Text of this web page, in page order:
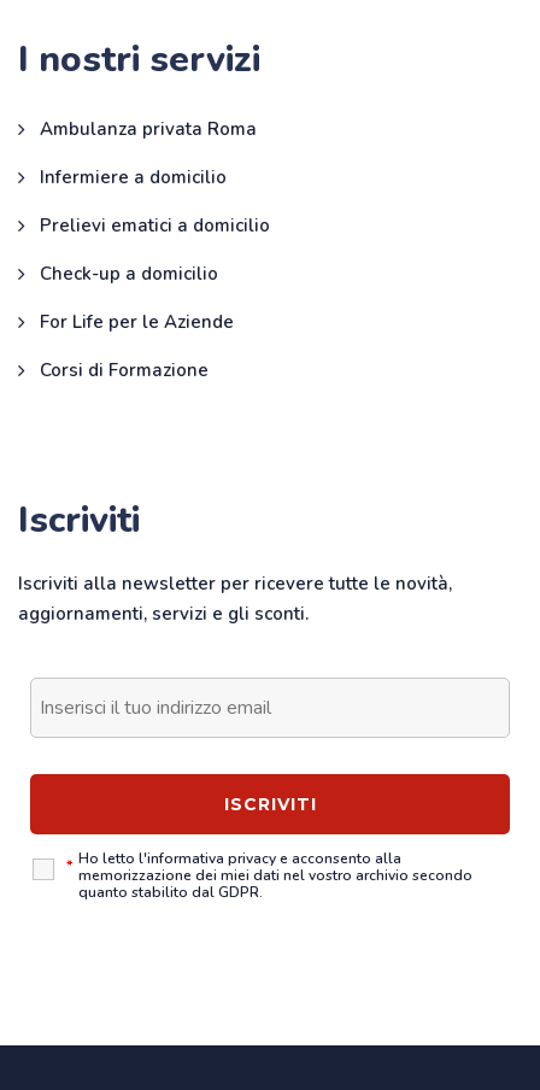
I nostri servizi
Ambulanza privata Roma
Infermiere a domicilio
Prelievi ematici a domicilio
Check-up a domicilio
For Life per le Aziende
Corsi di Formazione
Iscriviti
Iscriviti alla newsletter per ricevere tutte le novità,
aggiornamenti, servizi e gli sconti.
* Ho letto l'informativa privacye acconsento alla
memorizzazione dei miei dati nel vostro archivio secondo
quanto stabilito dal GDPR.